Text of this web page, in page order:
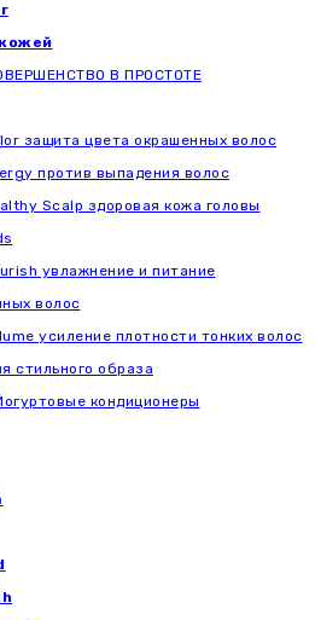
В ПРОСТОТЕ
защита цвета окрашенных волос
против выпадения волос
Scalp здоровая кожа головы
увлажнение и питание
волос
усиление плотности тонких волос
стильного образа
кондиционеры